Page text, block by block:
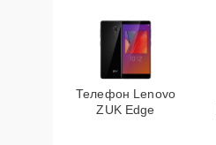
Телефон Lenovo
ZUK Edge